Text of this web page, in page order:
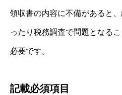
領収書の内容に不備があると
ったり税務調査で問題となる
必要です。
記載必須項目